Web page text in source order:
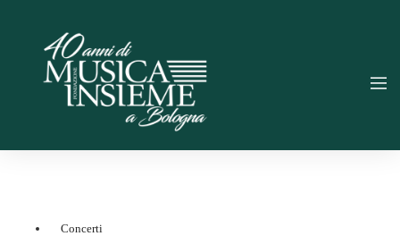
Concerti